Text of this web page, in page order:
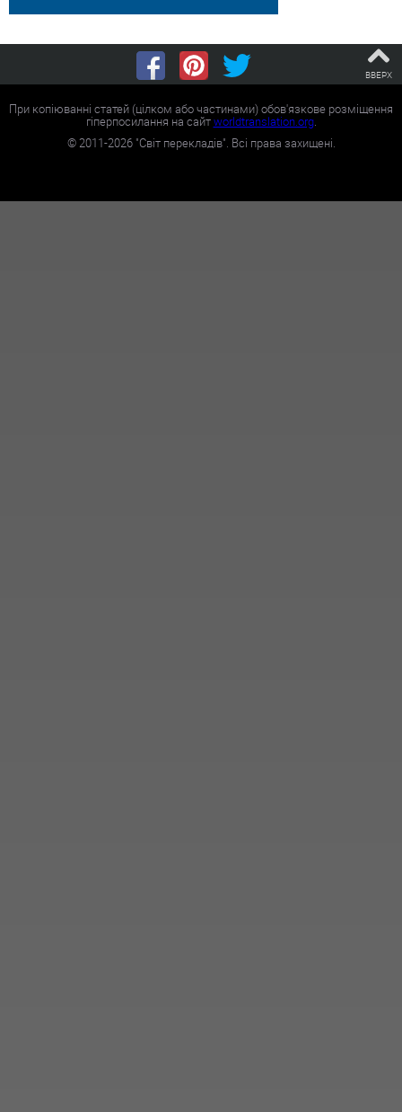
ВВЕРХ
При копіюванні статей (цілком або частинами) обов'язкове розміщення
гіперпосилання на сайтworldtranslation.org.
©2011-2026"Світ перекладів". Всі права захищені.